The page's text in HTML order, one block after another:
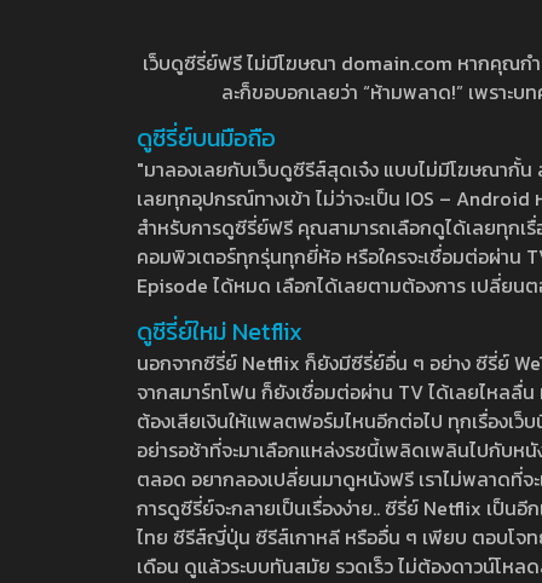
เว็บดูซีรี่ย์ฟรี ไม่มีโฆษณา domain.com หากคุณก
ละก็ขอบอกเลยว่า “ห้ามพลาด!” เพราะ
ดูซีรี่ย์บนมือถือ
"มาลองเลยกับเว็บดูซีรีส์สุดเจ๋ง แบบไม่มีโฆษณากั้
เลยทุกอุปกรณ์ทางเข้า ไม่ว่าจะเป็น IOS –
สำหรับการดูซีรี่ย์ฟรี คุณสามารถเลือกดูได้เลยทุกเ
คอมพิวเตอร์ทุกรุ่นทุกยี่ห้อ หรือใครจะเชื่อมต่อผ่าน
Episode ได้หมด เลือกได้เลยตามต้องการ เปลี่ยน
ดูซีรี่ย์ใหม่ Netflix
นอกจากซีรี่ย์ Netflix ก็ยังมีซีรี่ย์อื่น ๆ อย่าง ซีรี่ย์
จากสมาร์ทโฟน ก็ยังเชื่อมต่อผ่าน TV ได้เลยไหลลื่
ต้องเสียเงินให้แพลตฟอร์มไหนอีกต่อไป ทุกเรื่องเว็
อย่ารอช้าที่จะมาเลือกแหล่งรชนี้เพลิดเพลินไปกับห
ตลอด อยากลองเปลี่ยนมาดูหนังฟรี เราไม่พลาดที่
การดูซีรี่ย์จะกลายเป็นเรื่องง่าย.. ซีรี่ย์ Netflix เป็น
ไทย ซีรีส์ญี่ปุ่น ซีรีส์เกาหลี หรืออื่น ๆ เพียบ ตอบโจท
เดือน ดูแล้วระบบทันสมัย รวดเร็ว ไม่ต้องดาวน์โห